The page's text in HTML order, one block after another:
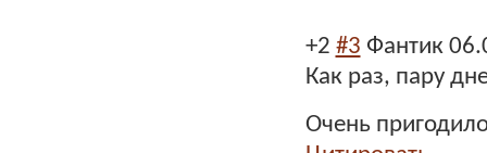
+2 #3 Фантик
Как раз, пару
Очень